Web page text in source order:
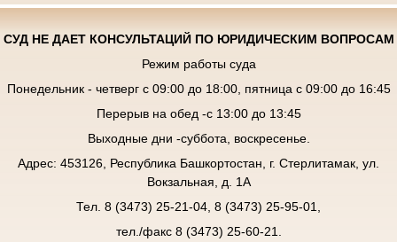
СУД НЕ ДАЕТ КОНСУЛЬТАЦИЙ ПО ЮРИДИЧЕСКИМ ВОПРОСАМ
Режим работы суда
Понедельник - четверг с 09:00 до 18:00, пятница с 09:00 до 16:45
Перерыв на обед -с 13:00 до 13:45
Выходные дни -суббота, воскресенье.
Адрес: 453126, Республика Башкортостан, г. Стерлитамак, ул.
Вокзальная, д. 1А
Тел. 8 (3473) 25-21-04, 8 (3473) 25-95-01,
тел./факс 8 (3473) 25-60-21.